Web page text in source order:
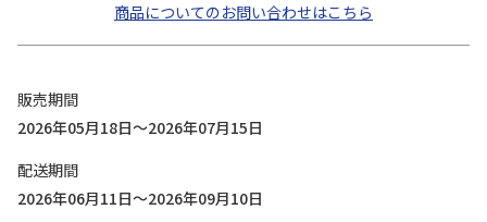
商品についてのお問い合わせはこちら
販売期間
2026年05月18日～2026年07月15日
配送期間
2026年06月11日～2026年09月10日